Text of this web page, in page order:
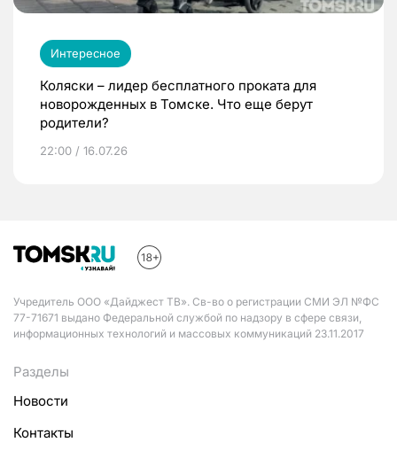
Интересное
Коляски – лидер бесплатного проката для
новорожденных в Томске. Что еще берут
родители?
22:00 / 16.07.26
Учредитель ООО «Дайджест ТВ». Св-во о регистрации СМИ ЭЛ №ФС
77-71671 выдано Федеральной службой по надзору в сфере связи,
информационных технологий и массовых коммуникаций 23.11.2017
Разделы
Новости
Контакты